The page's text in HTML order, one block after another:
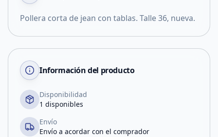
Pollera corta de jean con tablas. Talle 36, nueva.
Información del producto
Disponibilidad
1 disponibles
Envío
Envío a acordar con el comprador